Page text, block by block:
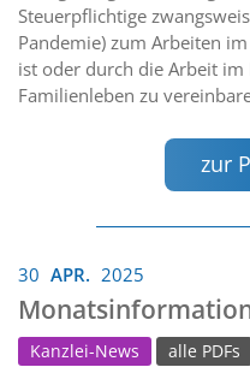
Steuerpflichtige
Pandemie) zum Arbeiten
ist oder durch die Arbeit
Familienleben zu
zur
30 APR. 2025
Kanzlei-News alle PDFs